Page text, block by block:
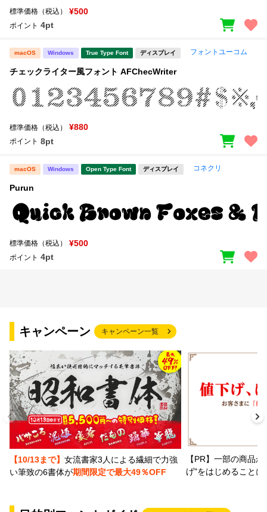
標準価格（税込） ¥500
ポイント 4pt
macOS Windows True Type Font ディスプレイ フォントユーコム
チェックライター風フォント AFChecWriter
標準価格（税込） ¥880
ポイント 8pt
macOS Windows Open Type Font ディスプレイ コネクリ
Purun
標準価格（税込） ¥500
ポイント 4pt
キャンペーン キャンペーン一覧
【10/13まで】 女流書家3人による繊細で力強
い筆致の6書体が期間限定で最大49％OFF
【PR】一部の商品
げ"をはじめること